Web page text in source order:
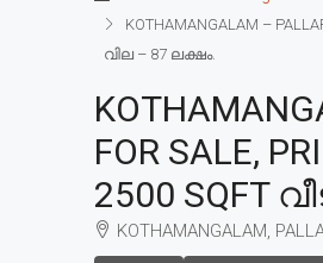
KOTHAMANGALAM –
വില – 87 ലക്ഷം.
FOR SALE,
2500 SQFT
KOTHAMANGALAM,